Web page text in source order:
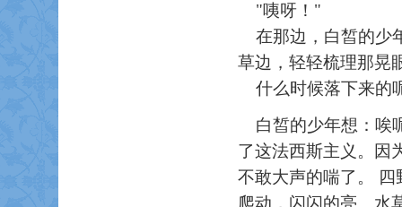
"咦呀！"
在那边，白皙的少
草边，轻轻梳理那晃
什么时候落下来的
白皙的少年想：唉
了这法西斯主义。因
不敢大声的喘了。
爬动，闪闪的亮。水